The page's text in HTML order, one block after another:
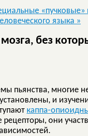
«пучковые»
языка »
без
пьянства, многие
и
каппа-
они